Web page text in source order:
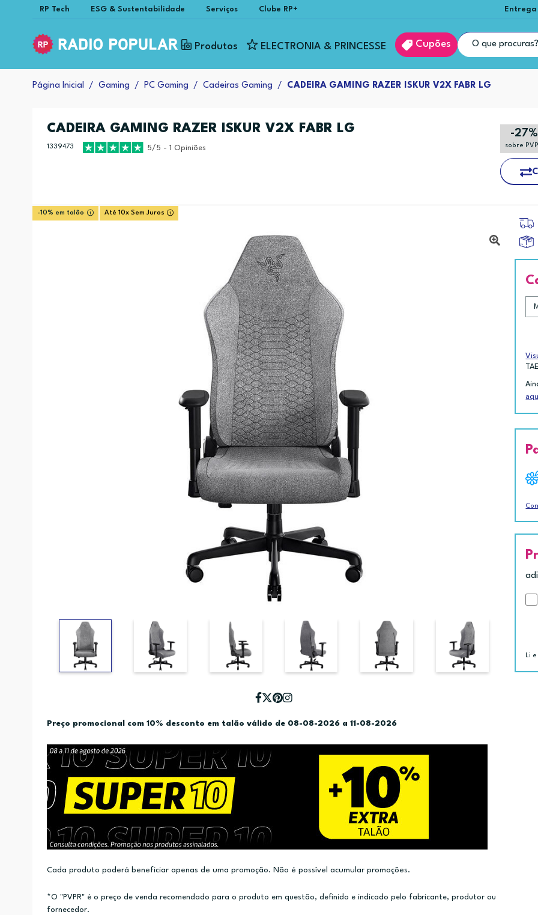
RP Tech ESG & Sustentabilidade Serviços Clube RP+
Produtos ELECTRONIA & PRINCESSE Cupões
Página Inicial Gaming PC Gaming Cadeiras Gaming CADEIRA GAMING RAZER ISKUR V2X FABR LG
CADEIRA GAMING RAZER ISKUR V2X FABR LG
1339473 5/5 - 1 Opiniões
-27%
sobre
-10% em talão Até 10x Sem Juros
Preço promocional com 10% desconto em talão válido de 08-08-2026 a 11-08-2026
Cada produto poderá beneficiar apenas de uma promoção. Não é possível acumular promoções.
*O "PVPR" é o preço de venda recomendado para o produto em questão, definido e indicado pelo fabricante, produtor ou
fornecedor.
Li